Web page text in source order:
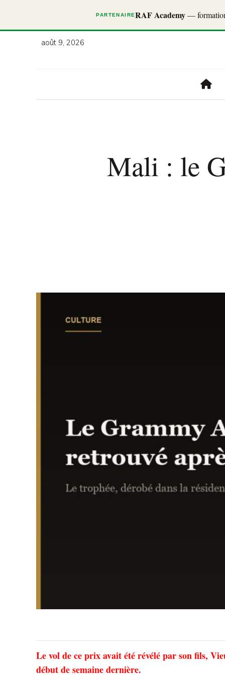
PARTENAIRERAF Academy—
août 9, 2026
Mali : le
Le vol de ce prix avait été révélé par son fils,
début de semaine dernière.